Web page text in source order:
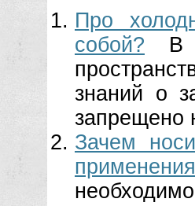
Про
собой?
В
знаний о
запрещено
Зачем